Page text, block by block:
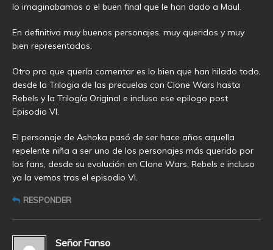
lo imaginabamos o el buen final que le han dado a Maul.
En definitiva muy buenos personajes, muy queridos y muy
bien representados.
Otro pro que quería comentar es lo bien que han hilado todo,
desde la Trilogia de las precuelas con Clone Wars hasta
Rebels y la Trilogía Original e incluso ese epilogo post
Episodio VI.
El personaje de Ashoka pasó de ser hace años aquella
repelente niña a ser uno de los personajes más querido por
los fans, desde su evolución en Clone Wars, Rebels e incluso
ya la vemos tras el episodio VI.
RESPONDER
Señor Fanso